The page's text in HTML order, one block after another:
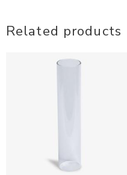
Related products